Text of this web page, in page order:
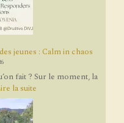
jeunes : Calm in chaos
fait ? Sur le moment, la
la suite